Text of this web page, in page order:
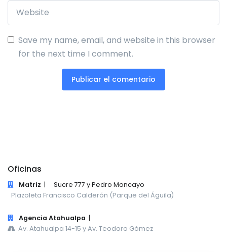
Save my name, email, and website in this browser
for the next time I comment.
Oficinas
Matriz |
Sucre 777 y Pedro Moncayo
Plazoleta Francisco Calderón (Parque del Águila)
Agencia Atahualpa |
Av. Atahualpa 14-15 y Av. Teodoro Gómez